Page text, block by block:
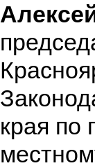
края по